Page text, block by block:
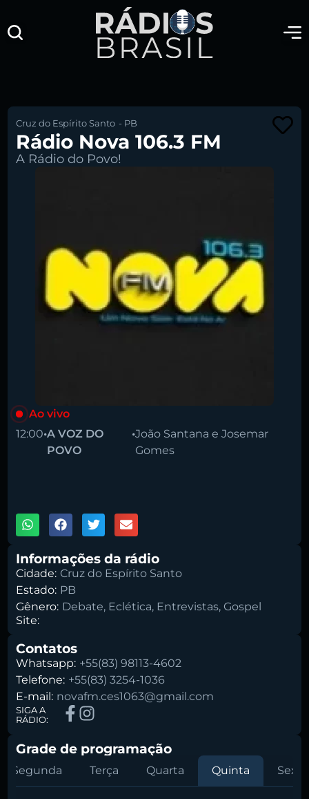
Buscar rádio
Cruz do Espírito Santo - PB
Rádio Nova 106.3 FM
A Rádio do Povo!
Ao vivo
12:00•A VOZ DO
POVO
•João Santana e Josemar
Gomes
Informações da rádio
Cidade: Cruz do Espírito Santo
Estado: PB
Gênero: Debate, Eclética, Entrevistas, Gospel
Site:
Contatos
Whatsapp: +55(83) 98113-4602
Telefone: +55(83) 3254-1036
E-mail: novafm.ces1063@gmail.com
SIGA A
RÁDIO:
Grade de programação
Segunda Terça Quarta Quinta Sexta